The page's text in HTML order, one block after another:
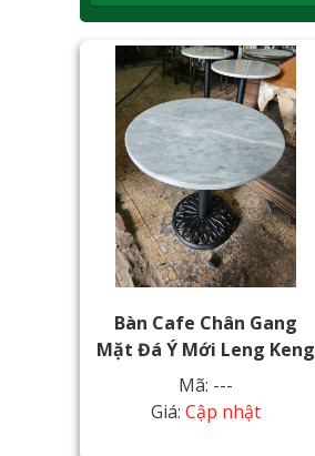
Bàn Cafe Chân Gang
Mặt Đá Ý Mới Leng Keng
Mã: ---
Giá:Cập nhật